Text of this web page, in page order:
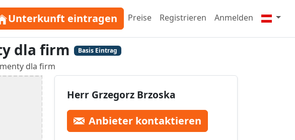
Unterkunft eintragen Preise Registrieren Anmelden
dla firm Basis Eintrag
dla firm
Herr Grzegorz Brzoska
Anbieter kontaktieren